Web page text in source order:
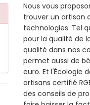
Nous vous
trouver un artisan
technologies. Tel
pour la qualité de
qualité dans nos
permet aussi de
euro. Et l'Écologie
artisans certifié
des conseils de